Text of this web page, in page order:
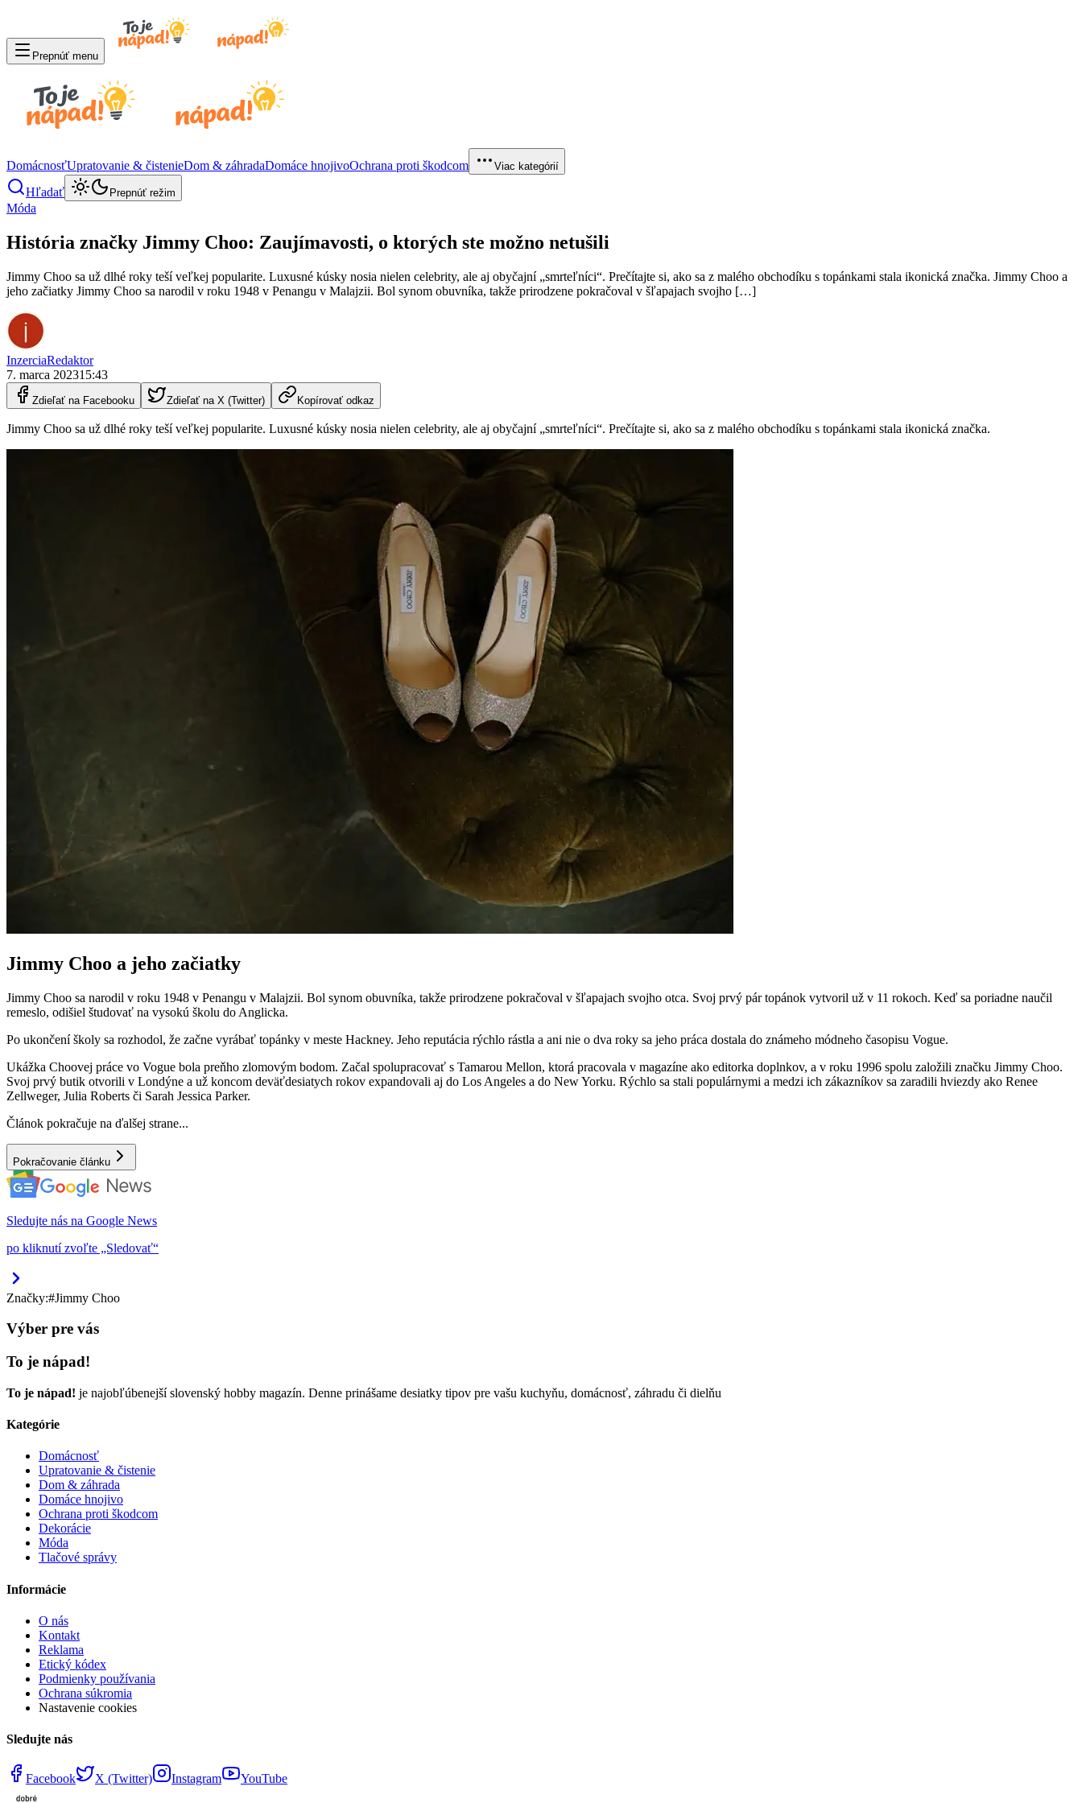
Prepnúť menu
DomácnosťUpratovanie & čistenieDom & záhradaDomáce hnojivoOchrana proti škodcom Viac kategórií
Hľadať Prepnúť režim
Móda
História značky Jimmy Choo: Zaujímavosti, o ktorých ste možno netušili
Jimmy Choo sa už dlhé roky teší veľkej popularite. Luxusné kúsky nosia nielen celebrity, ale aj obyčajní „smrteľníci“. Prečítajte si, ako sa z malého obchodíku s topánkami stala ikonická značka. Jimmy Choo a
jeho začiatky Jimmy Choo sa narodil v roku 1948 v Penangu v Malajzii. Bol synom obuvníka, takže prirodzene pokračoval v šľapajach svojho […]
InzerciaRedaktor
7. marca 202315:43
Zdieľať na Facebooku Zdieľať na X (Twitter) Kopírovať odkaz
Jimmy Choo sa už dlhé roky teší veľkej popularite. Luxusné kúsky nosia nielen celebrity, ale aj obyčajní „smrteľníci“. Prečítajte si, ako sa z malého obchodíku s topánkami stala ikonická značka.
Jimmy Choo a jeho začiatky
Jimmy Choo sa narodil v roku 1948 v Penangu v Malajzii. Bol synom obuvníka, takže prirodzene pokračoval v šľapajach svojho otca. Svoj prvý pár topánok vytvoril už v 11 rokoch. Keď sa poriadne naučil
remeslo, odišiel študovať na vysokú školu do Anglicka.
Po ukončení školy sa rozhodol, že začne vyrábať topánky v meste Hackney. Jeho reputácia rýchlo rástla a ani nie o dva roky sa jeho práca dostala do známeho módneho časopisu Vogue.
Ukážka Choovej práce vo Vogue bola preňho zlomovým bodom. Začal spolupracovať s Tamarou Mellon, ktorá pracovala v magazíne ako editorka doplnkov, a v roku 1996 spolu založili značku Jimmy Choo.
Svoj prvý butik otvorili v Londýne a už koncom deväťdesiatych rokov expandovali aj do Los Angeles a do New Yorku. Rýchlo sa stali populárnymi a medzi ich zákazníkov sa zaradili hviezdy ako Renee
Zellweger, Julia Roberts či Sarah Jessica Parker.
Článok pokračuje na ďalšej strane...
Pokračovanie článku
Sledujte nás na Google News
po kliknutí zvoľte „Sledovať“
Značky:#Jimmy Choo
Výber pre vás
To je nápad!
To je nápad! je najobľúbenejší slovenský hobby magazín. Denne prinášame desiatky tipov pre vašu kuchyňu, domácnosť, záhradu či dielňu
Kategórie
Domácnosť
Upratovanie & čistenie
Dom & záhrada
Domáce hnojivo
Ochrana proti škodcom
Dekorácie
Móda
Tlačové správy
Informácie
O nás
Kontakt
Reklama
Etický kódex
Podmienky používania
Ochrana súkromia
Nastavenie cookies
Sledujte nás
Facebook X (Twitter) Instagram YouTube